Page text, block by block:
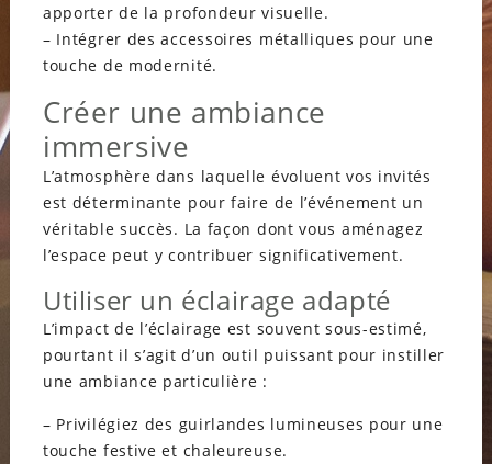
apporter de la profondeur visuelle.
– Intégrer des accessoires métalliques pour une
touche de modernité.
Créer une ambiance
immersive
L’atmosphère dans laquelle évoluent vos invités
est déterminante pour faire de l’événement un
véritable succès. La façon dont vous aménagez
l’espace peut y contribuer significativement.
Utiliser un éclairage adapté
L’impact de l’éclairage est souvent sous-estimé,
pourtant il s’agit d’un outil puissant pour instiller
une ambiance particulière :
– Privilégiez des guirlandes lumineuses pour une
touche festive et chaleureuse.